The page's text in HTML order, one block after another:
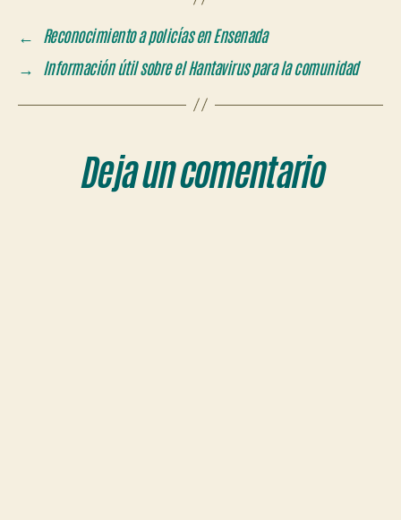
←
Reconocimiento a policías en Ensenada
→
Información útil sobre el Hantavirus para la comunidad
Deja un comentario